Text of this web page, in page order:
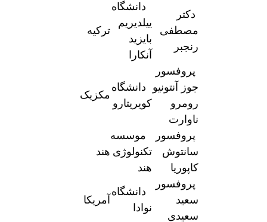
دکتر
مصطفی
رنجبر
دانشگاه
ییلدیریم
بایزید
آنکارا
ترکیه
پروفسور
جوز آنتونیو
رومرو
ناوارت
دانشگاه
کویریتارو
مکزیک
پروفسور
سانتوش
کاپوریا
موسسه
تکنولوژی
هند
هند
پروفسور
سعید
سعیدی
دانشگاه
نوادا
آمریکا